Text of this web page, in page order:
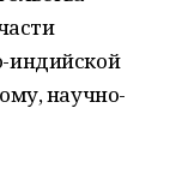
индийской
научно-